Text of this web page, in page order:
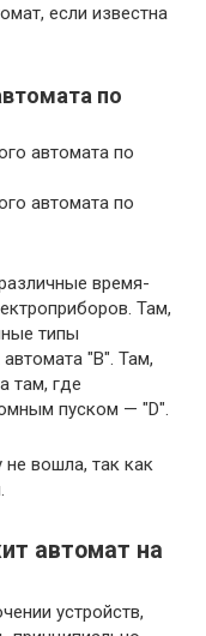
если известна
по
автомата по
автомата по
время-
Там,
типы
"B". Там,
там, где
пуском — "D".
не вошла, так как
автомат на
устройств,